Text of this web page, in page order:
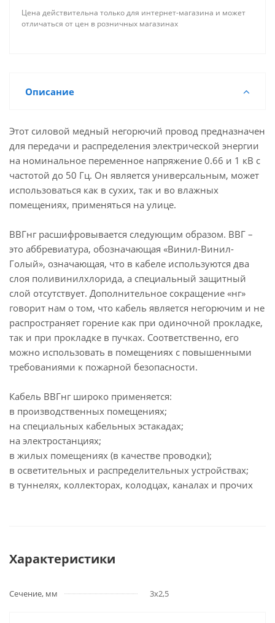
Цена действительна только для интернет-магазина и может
отличаться от цен в розничных магазинах
Описание
Этот силовой медный негорючий провод предназначен
для передачи и распределения электрической энергии
на номинальное переменное напряжение 0.66 и 1 кВ с
частотой до 50 Гц. Он является универсальным, может
использоваться как в сухих, так и во влажных
помещениях, применяться на улице.
ВВГнг расшифровывается следующим образом. ВВГ –
это аббревиатура, обозначающая «Винил-Винил-
Голый», означающая, что в кабеле используются два
слоя поливинилхлорида, а специальный защитный
слой отсутствует. Дополнительное сокращение «нг»
говорит нам о том, что кабель является негорючим и не
распространяет горение как при одиночной прокладке,
так и при прокладке в пучках. Соответственно, его
можно использовать в помещениях с повышенными
требованиями к пожарной безопасности.
Кабель ВВГнг широко применяется:
в производственных помещениях;
на специальных кабельных эстакадах;
на электростанциях;
в жилых помещениях (в качестве проводки);
в осветительных и распределительных устройствах;
в туннелях, коллекторах, колодцах, каналах и прочих
Характеристики
Сечение, мм 3x2,5